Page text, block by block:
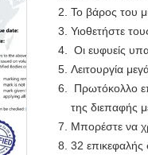
Το βάρος του
Υιοθετήστε
Οι ευφυείς
Λειτουργία
Πρωτόκολλο
της διεπαφής
Μπορέστε να
32 επικεφαλής